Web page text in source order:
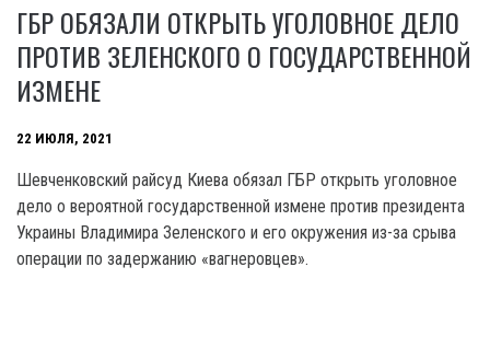
ГБР ОБЯЗАЛИ ОТКРЫТЬ УГОЛОВНОЕ ДЕЛО
ПРОТИВ ЗЕЛЕНСКОГО О ГОСУДАРСТВЕННОЙ
ИЗМЕНЕ
22 ИЮЛЯ, 2021
Шевченковский райсуд Киева обязал ГБР открыть уголовное
дело о вероятной государственной измене против президента
Украины Владимира Зеленского и его окружения из-за срыва
операции по задержанию «вагнеровцев».